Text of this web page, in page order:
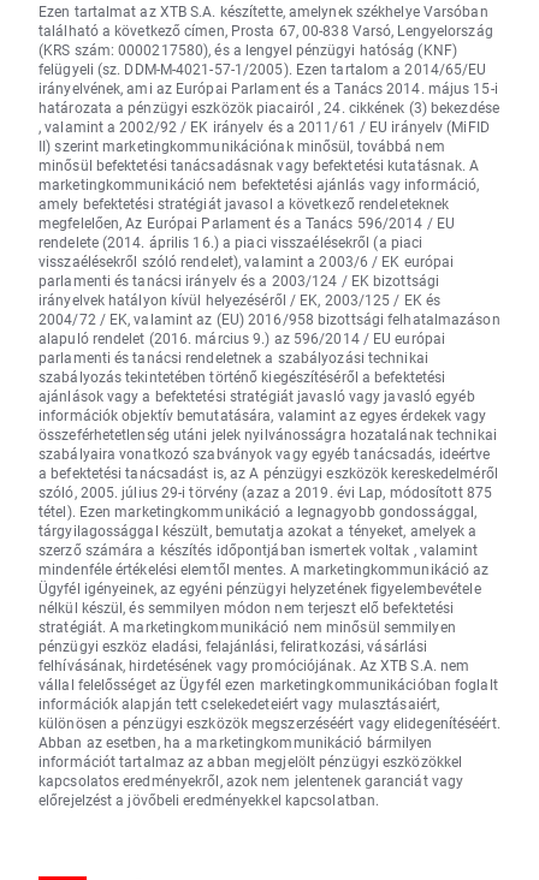
Ezen tartalmat az XTB S.A. készítette, amelynek székhelye Varsóban
található a következő címen, Prosta 67, 00-838 Varsó, Lengyelország
(KRS szám: 0000217580), és a lengyel pénzügyi hatóság (KNF)
felügyeli (sz. DDM-M-4021-57-1/2005). Ezen tartalom a 2014/65/EU
irányelvének, ami az Európai Parlament és a Tanács 2014. május 15-i
határozata a pénzügyi eszközök piacairól , 24. cikkének (3) bekezdése
, valamint a 2002/92 / EK irányelv és a 2011/61 / EU irányelv (MiFID
II) szerint marketingkommunikációnak minősül, továbbá nem
minősül befektetési tanácsadásnak vagy befektetési kutatásnak. A
marketingkommunikáció nem befektetési ajánlás vagy információ,
amely befektetési stratégiát javasol a következő rendeleteknek
megfelelően, Az Európai Parlament és a Tanács 596/2014 / EU
rendelete (2014. április 16.) a piaci visszaélésekről (a piaci
visszaélésekről szóló rendelet), valamint a 2003/6 / EK európai
parlamenti és tanácsi irányelv és a 2003/124 / EK bizottsági
irányelvek hatályon kívül helyezéséről / EK, 2003/125 / EK és
2004/72 / EK, valamint az (EU) 2016/958 bizottsági felhatalmazáson
alapuló rendelet (2016. március 9.) az 596/2014 / EU európai
parlamenti és tanácsi rendeletnek a szabályozási technikai
szabályozás tekintetében történő kiegészítéséről a befektetési
ajánlások vagy a befektetési stratégiát javasló vagy javasló egyéb
információk objektív bemutatására, valamint az egyes érdekek vagy
összeférhetetlenség utáni jelek nyilvánosságra hozatalának technikai
szabályaira vonatkozó szabványok vagy egyéb tanácsadás, ideértve
a befektetési tanácsadást is, az A pénzügyi eszközök kereskedelméről
szóló, 2005. július 29-i törvény (azaz a 2019. évi Lap, módosított 875
tétel). Ezen marketingkommunikáció a legnagyobb gondossággal,
tárgyilagossággal készült, bemutatja azokat a tényeket, amelyek a
szerző számára a készítés időpontjában ismertek voltak , valamint
mindenféle értékelési elemtől mentes. A marketingkommunikáció az
Ügyfél igényeinek, az egyéni pénzügyi helyzetének figyelembevétele
nélkül készül, és semmilyen módon nem terjeszt elő befektetési
stratégiát. A marketingkommunikáció nem minősül semmilyen
pénzügyi eszköz eladási, felajánlási, feliratkozási, vásárlási
felhívásának, hirdetésének vagy promóciójának. Az XTB S.A. nem
vállal felelősséget az Ügyfél ezen marketingkommunikációban foglalt
információk alapján tett cselekedeteiért vagy mulasztásaiért,
különösen a pénzügyi eszközök megszerzéséért vagy elidegenítéséért.
Abban az esetben, ha a marketingkommunikáció bármilyen
információt tartalmaz az abban megjelölt pénzügyi eszközökkel
kapcsolatos eredményekről, azok nem jelentenek garanciát vagy
előrejelzést a jövőbeli eredményekkel kapcsolatban.